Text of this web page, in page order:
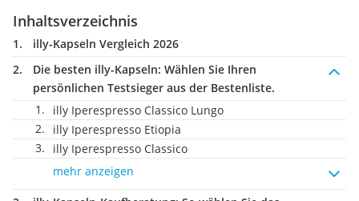
Inhaltsverzeichnis
illy-Kapseln Vergleich 2026
Die besten illy-Kapseln: Wählen Sie Ihren
persönlichen Testsieger aus der Bestenliste.
illy Iperespresso Classico Lungo
illy Iperespresso Etiopia
illy Iperespresso Classico
mehr anzeigen